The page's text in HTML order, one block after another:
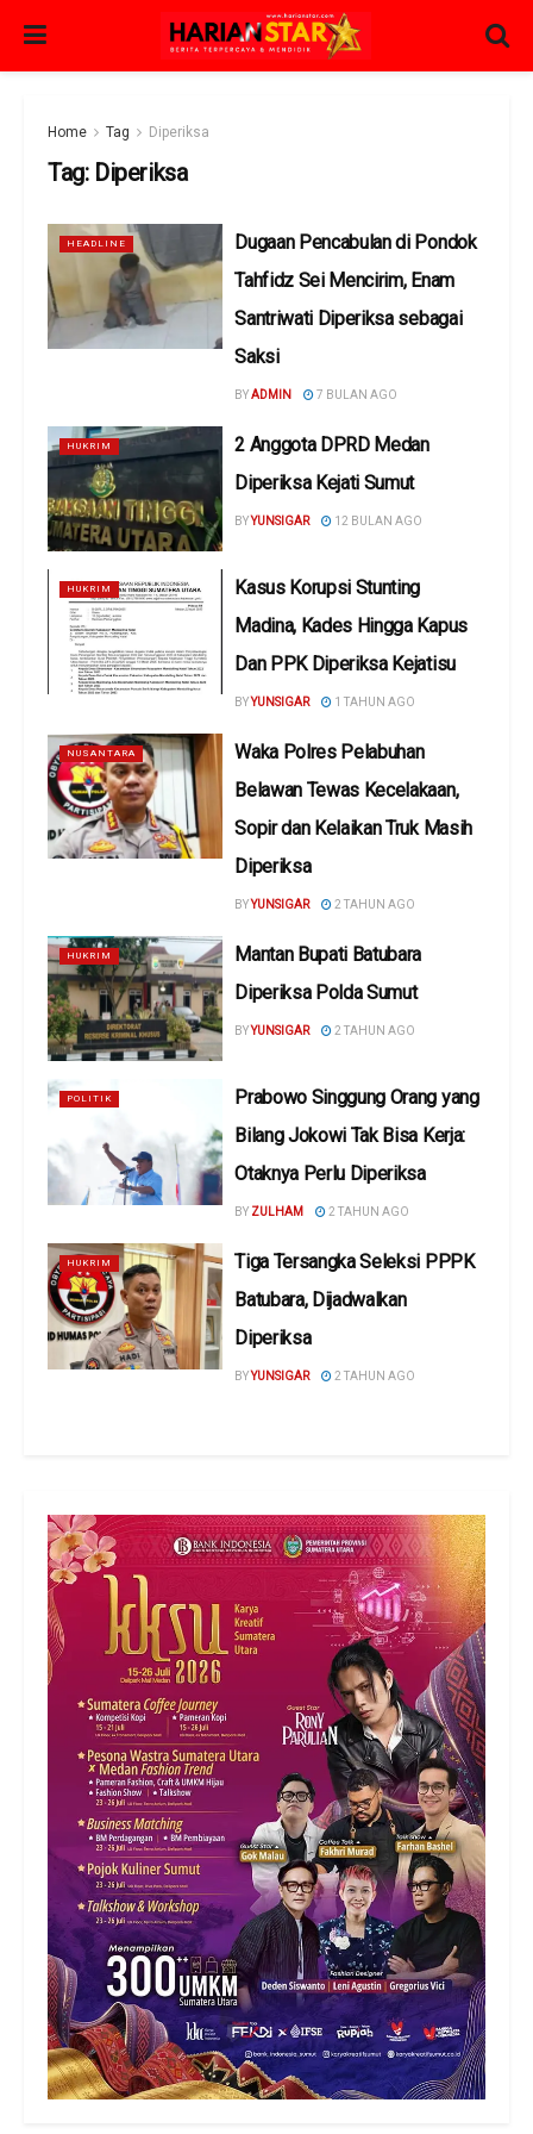
Home Tag Diperiksa
Tag: Diperiksa
HEADLINE
Dugaan Pencabulan di Pondok
Tahfidz Sei Mencirim, Enam
Santriwati Diperiksa sebagai
Saksi
BYADMIN 7 BULAN AGO
HUKRIM
2 Anggota DPRD Medan
Diperiksa Kejati Sumut
BYYUNSIGAR 12 BULAN AGO
HUKRIM
Kasus Korupsi Stunting
Madina, Kades Hingga Kapus
Dan PPK Diperiksa Kejatisu
BYYUNSIGAR 1 TAHUN AGO
NUSANTARA
Waka Polres Pelabuhan
Belawan Tewas Kecelakaan,
Sopir dan Kelaikan Truk Masih
Diperiksa
BYYUNSIGAR 2 TAHUN AGO
HUKRIM
Mantan Bupati Batubara
Diperiksa Polda Sumut
BYYUNSIGAR 2 TAHUN AGO
POLITIK
Prabowo Singgung Orang yang
Bilang Jokowi Tak Bisa Kerja:
Otaknya Perlu Diperiksa
BY ZULHAM 2 TAHUN AGO
HUKRIM
Tiga Tersangka Seleksi PPPK
Batubara, Dijadwalkan
Diperiksa
BYYUNSIGAR 2 TAHUN AGO